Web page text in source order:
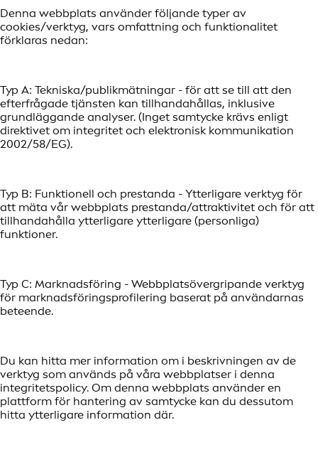
Denna webbplats använder följande typer av
cookies/verktyg, vars omfattning och funktionalitet
förklaras nedan:
Typ A: Tekniska/publikmätningar - för att se till att den
efterfrågade tjänsten kan tillhandahållas, inklusive
grundläggande analyser. (Inget samtycke krävs enligt
direktivet om integritet och elektronisk kommunikation
2002/58/EG).
Typ B: Funktionell och prestanda - Ytterligare verktyg för
att mäta vår webbplats prestanda/attraktivitet och för att
tillhandahålla ytterligare ytterligare (personliga)
funktioner.
Typ C: Marknadsföring - Webbplatsövergripande verktyg
för marknadsföringsprofilering baserat på användarnas
beteende.
Du kan hitta mer information om i beskrivningen av de
verktyg som används på våra webbplatser i denna
integritetspolicy. Om denna webbplats använder en
plattform för hantering av samtycke kan du dessutom
hitta ytterligare information där.